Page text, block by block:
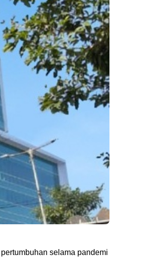
selama pandemi